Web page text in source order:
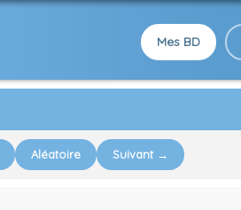
Mes BD
Aléatoire Suivant →